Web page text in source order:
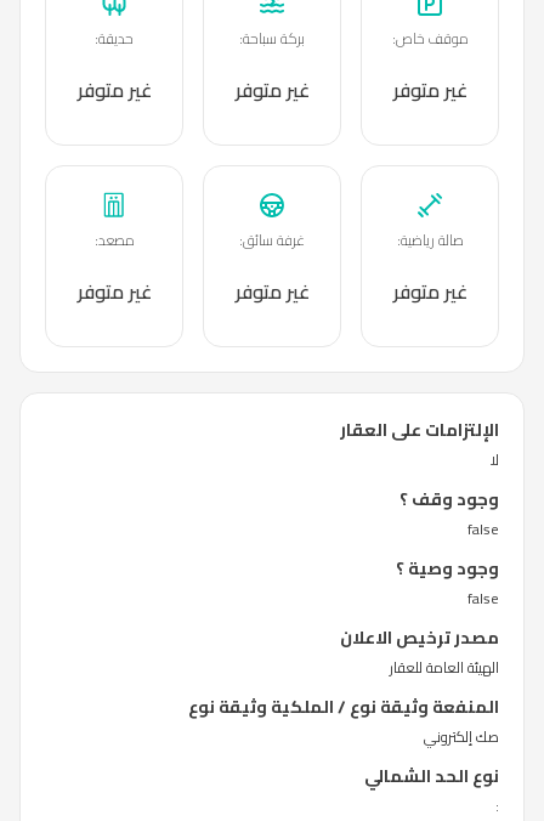
موقف خاص:
غير متوفر
بركة سباحة:
غير متوفر
حديقة:
غير متوفر
صالة رياضية:
غير متوفر
غرفة سائق:
غير متوفر
مصعد:
غير متوفر
الإلتزامات على العقار
لا
وجود وقف ؟
false
وجود وصية ؟
false
مصدر ترخيص الاعلان
الهيئة العامة للعقار
المنفعة وثيقة نوع / الملكية وثيقة نوع
صك إلكتروني
نوع الحد الشمالي
: